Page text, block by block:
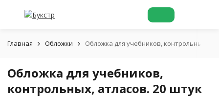
Главная Обложки Обложка для учебников, контрольных,
Обложка для учебников,
контрольных, атласов. 20 штук